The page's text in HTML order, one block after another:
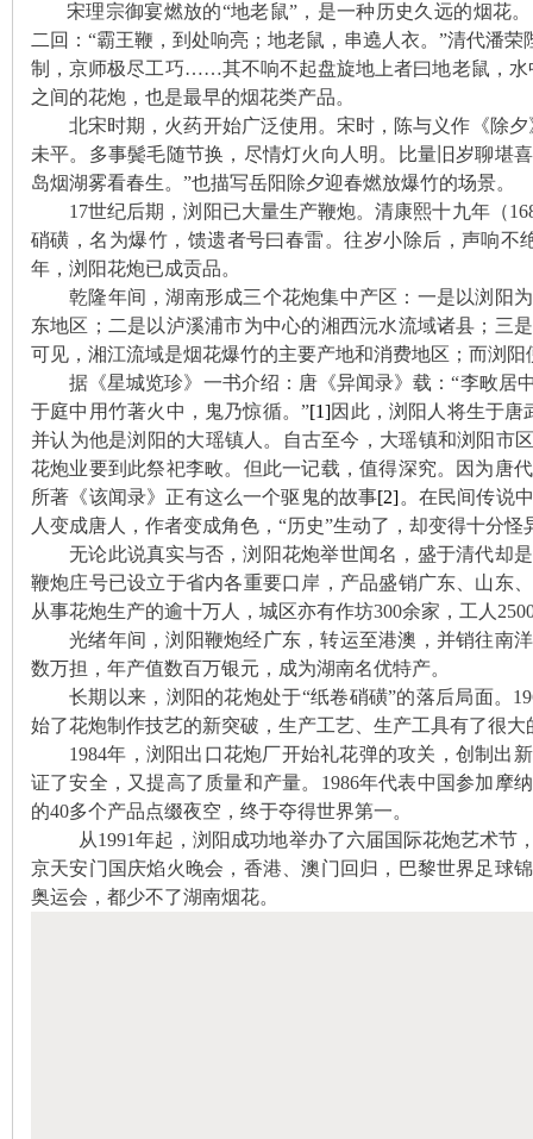
宋理宗御宴燃放的“地老鼠”，是一种历史久远的烟花
二回：“霸王鞭，到处响亮；地老鼠，串遶人衣。”清代潘
制，京师极尽工巧……其不响不起盘旋地上者曰地老鼠，水
之间的花炮，也是最早的烟花类产品。
北宋时期，火药开始广泛使用。宋时，陈与义作《除
未平。多事鬓毛随节换，尽情灯火向人明。比量旧岁聊堪
岛烟湖雾看春生。”也描写岳阳除夕迎春燃放爆竹的场景。
17世纪后期，浏阳已大量生产鞭炮。清康熙十九年（
硝磺，名为爆竹，馈遗者号曰春雷。往岁小除后，声响不
年，浏阳花炮已成贡品。
乾隆年间，湖南形成三个花炮集中产区：一是以浏阳
东地区；二是以泸溪浦市为中心的湘西沅水流域诸县；三
可见，湘江流域是烟花爆竹的主要产地和消费地区；而浏阳
据《星城览珍》一书介绍：唐《异闻录》载：“李畋居
于庭中用竹著火中，鬼乃惊循。”[1]因此，浏阳人将生于唐
并认为他是浏阳的大瑶镇人。自古至今，大瑶镇和浏阳市
花炮业要到此祭祀李畋。但此一记载，值得深究。因为唐
所著《该闻录》正有这么一个驱鬼的故事[2]。在民间传说
人变成唐人，作者变成角色，“历史”生动了，却变得十分怪
无论此说真实与否，浏阳花炮举世闻名，盛于清代却
鞭炮庄号已设立于省内各重要口岸，产品盛销广东、山东
从事花炮生产的逾十万人，城区亦有作坊300余家，工人
光绪年间，浏阳鞭炮经广东，转运至港澳，并销往南
数万担，年产值数百万银元，成为湖南名优特产。
长期以来，浏阳的花炮处于“纸卷硝磺”的落后局面。
始了花炮制作技艺的新突破，生产工艺、生产工具有了很大
1984年，浏阳出口花炮厂开始礼花弹的攻关，创制出
证了安全，又提高了质量和产量。1986年代表中国参加摩
的40多个产品点缀夜空，终于夺得世界第一。
从1991年起，浏阳成功地举办了六届国际花炮艺术节
京天安门国庆焰火晚会，香港、澳门回归，巴黎世界足球
奥运会，都少不了湖南烟花。